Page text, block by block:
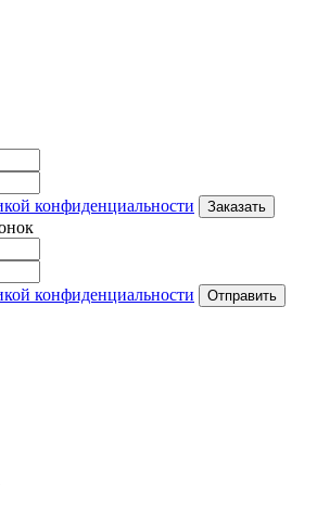
конфиденциальности
конфиденциальности